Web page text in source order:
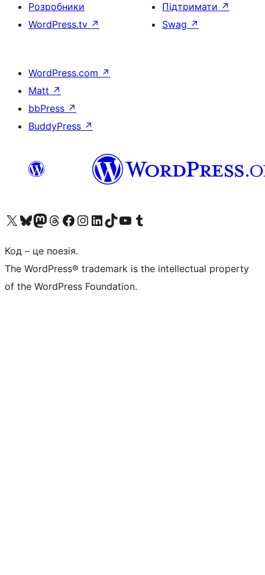
Розробники
WordPress.tv ↗
Підтримати ↗
Swag ↗
WordPress.com ↗
Matt ↗
bbPress ↗
BuddyPress ↗
Visit our X (formerly Twitter) account
Visit our Bluesky account
Завітайте до нашої стрічки в Mastodon
Visit our Threads account
Завітайте на нашу сторінку в Facebook
Visit our Instagram account
Visit our LinkedIn account
Visit our TikTok account
Visit our YouTube channel
Visit our Tumblr account
Код – це поезія.
The WordPress® trademark is the intellectual property
of the WordPress Foundation.